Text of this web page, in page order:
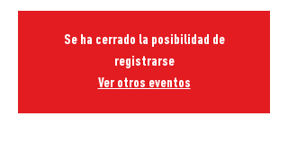
Se ha cerrado la posibilidad de
registrarse
Ver otros eventos